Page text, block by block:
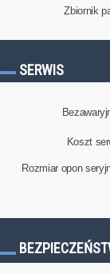
Zbiornik
SERWIS
Koszt
Rozmiar opon